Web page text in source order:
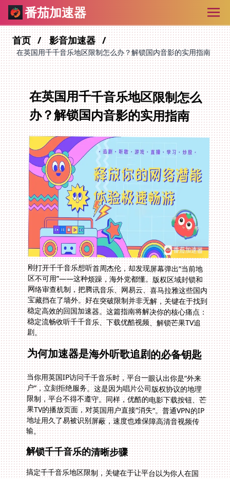
番茄加速器
首页 影音加速器
在英国用千千音乐地区限制怎么办？解锁国内音影的实用指南
在英国用千千音乐地区限制怎么
办？解锁国内音影的实用指南
刚打开千千音乐想听首周杰伦，却发现屏幕弹出“当前地
区不可用”——这种烦躁，海外党都懂。版权区域封锁和
网络审查机制，把腾讯音乐、网易云、喜马拉雅这些国内
宝藏挡在了墙外。好在突破限制并非无解，关键在于找到
稳定高效的回国加速器。这篇指南将解决你的核心痛点：
稳定流畅收听千千音乐、下载优酷视频、解锁芒果TV追
剧。
为何加速器是海外听歌追剧的必备钥匙
当你用英国IP访问千千音乐时，平台一眼认出你是“外来
户”，立刻拒绝服务。这是因为唱片公司版权协议的地理
限制，平台不得不遵守。同样，优酷的电影下载按钮、芒
果TV的播放页面，对英国用户直接“消失”。普通VPN的IP
地址用久了易被识别屏蔽，速度也难保障高清音视频传
输。
解锁千千音乐的清晰步骤
搞定千千音乐地区限制，关键在于让平台以为你人在国
内。我在反复对比后找到可靠方法：首先，选择提供中国